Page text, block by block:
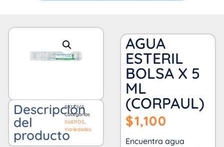
Descripción
del
producto
SKU963
Categorías
SUEROS,
Variedades
AGUA
ESTERIL
BOLSA X 5
ML
(CORPAUL)
$1,100
Encuentra agua